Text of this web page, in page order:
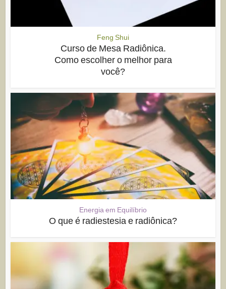
Feng Shui
Curso de Mesa Radiônica.
Como escolher o melhor para
você?
Energia em Equilíbrio
O que é radiestesia e radiônica?